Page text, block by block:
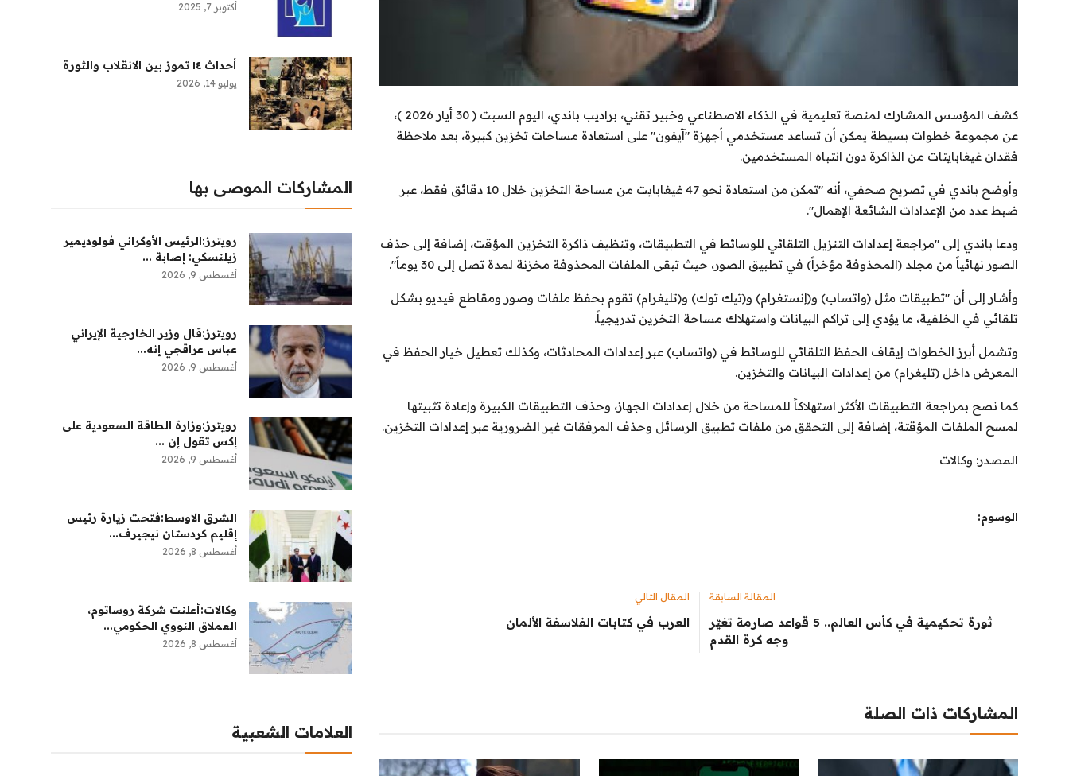
كشف المؤسس المشارك لمنصة تعليمية في الذكاء الاصطناعي وخبير تقني، براديب باندي، اليوم السبت ( 30 أيار 2026 )،
عن مجموعة خطوات بسيطة يمكن أن تساعد مستخدمي أجهزة "آيفون" على استعادة مساحات تخزين كبيرة، بعد ملاحظة
فقدان غيغابايتات من الذاكرة دون انتباه المستخدمين.
وأوضح باندي في تصريح صحفي، أنه "تمكن من استعادة نحو 47 غيغابايت من مساحة التخزين خلال 10 دقائق فقط، عبر
ضبط عدد من الإعدادات الشائعة الإهمال".
ودعا باندي إلى "مراجعة إعدادات التنزيل التلقائي للوسائط في التطبيقات، وتنظيف ذاكرة التخزين المؤقت، إضافة إلى حذف
الصور نهائياً من مجلد (المحذوفة مؤخراً) في تطبيق الصور، حيث تبقى الملفات المحذوفة مخزنة لمدة تصل إلى 30 يوماً".
وأشار إلى أن "تطبيقات مثل (واتساب) و(إنستغرام) و(تيك توك) و(تليغرام) تقوم بحفظ ملفات وصور ومقاطع فيديو بشكل
تلقائي في الخلفية، ما يؤدي إلى تراكم البيانات واستهلاك مساحة التخزين تدريجياً.
وتشمل أبرز الخطوات إيقاف الحفظ التلقائي للوسائط في (واتساب) عبر إعدادات المحادثات، وكذلك تعطيل خيار الحفظ في
المعرض داخل (تليغرام) من إعدادات البيانات والتخزين.
كما نصح بمراجعة التطبيقات الأكثر استهلاكاً للمساحة من خلال إعدادات الجهاز، وحذف التطبيقات الكبيرة وإعادة تثبيتها
لمسح الملفات المؤقتة، إضافة إلى التحقق من ملفات تطبيق الرسائل وحذف المرفقات غير الضرورية عبر إعدادات التخزين.
المصدر: وكالات
الوسوم:
المقالة السابقة
ثورة تحكيمية في كأس العالم.. 5 قواعد صارمة تغيّر
وجه كرة القدم
المقال التالي
العرب في كتابات الفلاسفة الألمان
المشاركات ذات الصلة
أكتوبر 7, 2025
أحداث ١٤ تموز بين الانقلاب والثورة
يوليو 14, 2026
المشاركات الموصى بها
رويترز:‏الرئيس الأوكراني فولوديمير
زيلنسكي: إصابة ...
أغسطس 9, 2026
رويترز:‏قال وزير الخارجية الإيراني
عباس عراقجي إنه...
أغسطس 9, 2026
رويترز:‏وزارة ‌الطاقة السعودية ​على ​
إكس تقول إن ⁠...
أغسطس 9, 2026
الشرق الاوسط:‏فتحت زيارة رئيس
إقليم كردستان نيجيرف...
أغسطس 8, 2026
وكالات:‏أعلنت شركة روساتوم،
العملاق النووي الحكومي...
أغسطس 8, 2026
العلامات الشعبية